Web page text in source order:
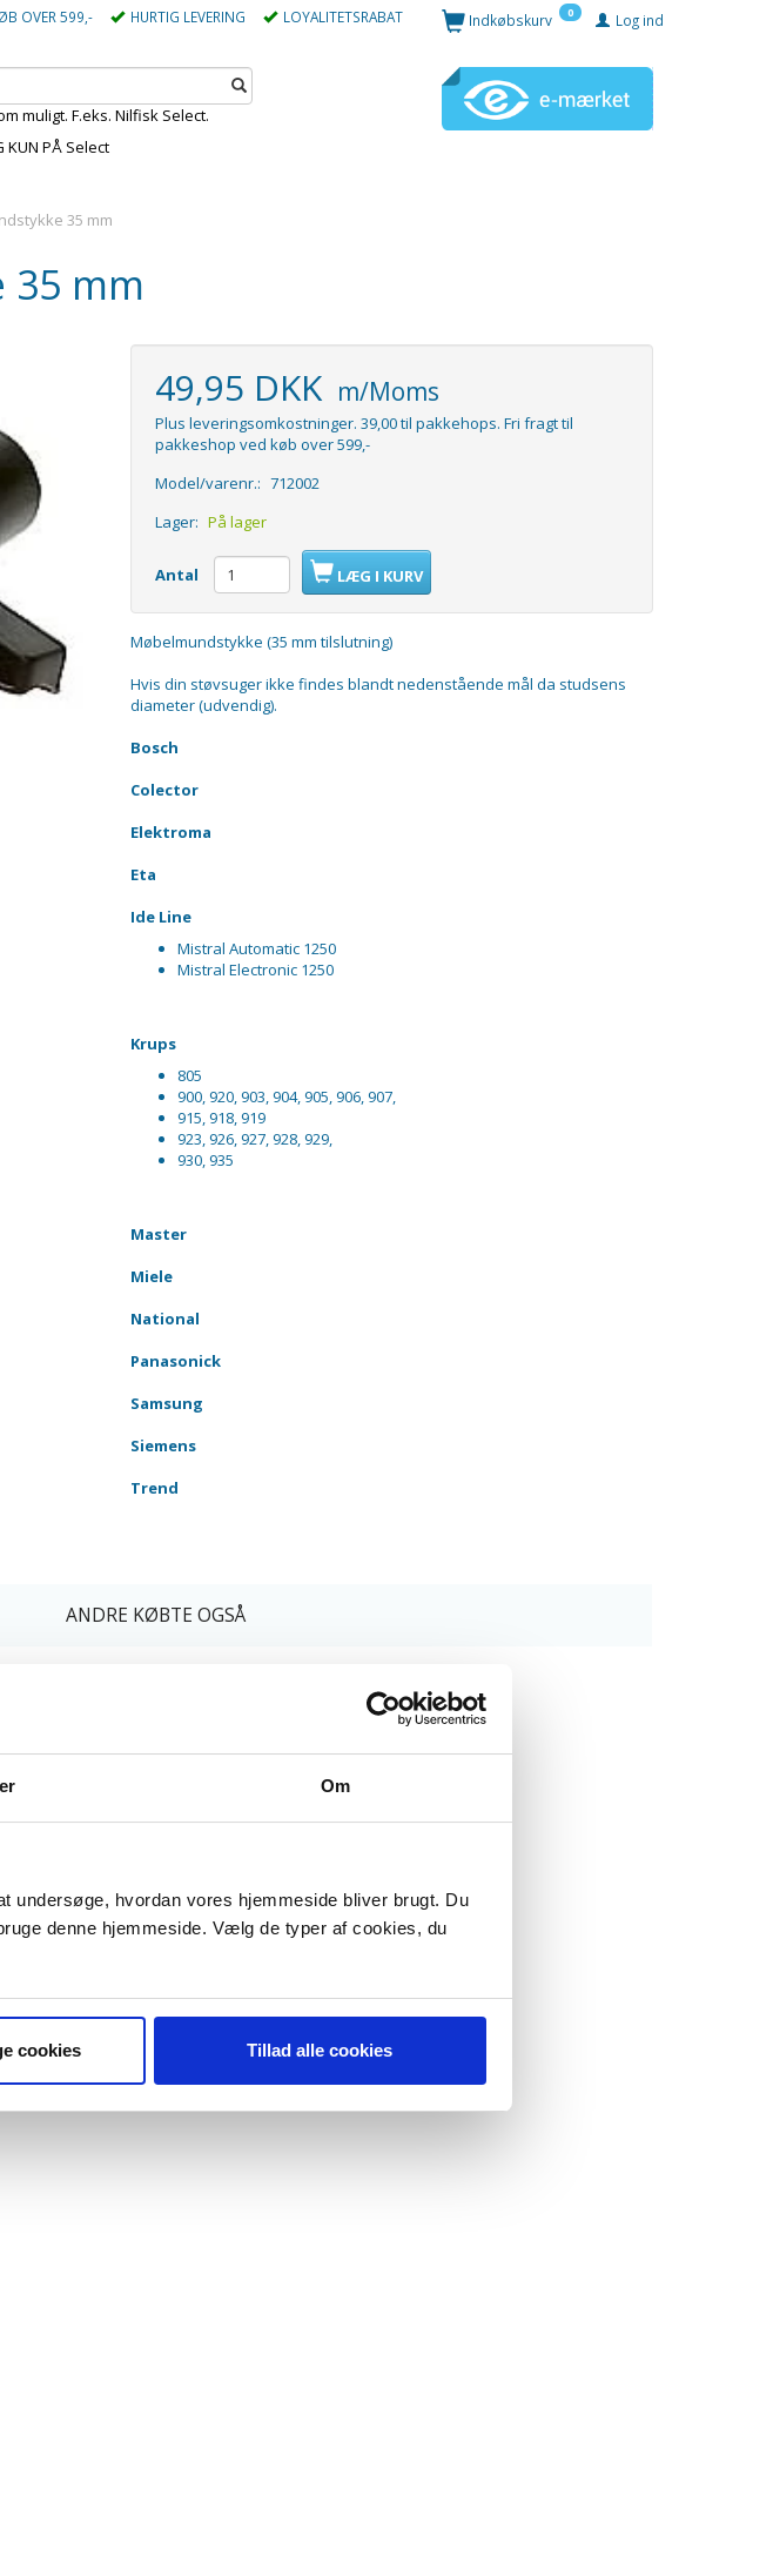
Om
undersøge, hvordan vores hjemmeside bliver brugt. Du
denne hjemmeside. Vælg de typer af cookies, du
cookies Tillad alle cookies
OVER 599,- HURTIG LEVERING LOYALITETSRABAT Log ind
Indkøbskurv 0
muligt. F.eks. Nilfisk Select.
KUN PÅ Select
35 mm
35 mm
49,95 DKK m/Moms
Plus leveringsomkostninger. 39,00 til pakkehops. Fri fragt til
pakkeshop ved køb over 599,-
Model/varenr.: 712002
Lager: På lager
Antal LÆG I KURV
Møbelmundstykke (35 mm tilslutning)
Hvis din støvsuger ikke findes blandt nedenstående mål da studsens
diameter (udvendig).
Bosch
Colector
Elektroma
Eta
Ide Line
Mistral Automatic 1250
Mistral Electronic 1250
Krups
805
900, 920, 903, 904, 905, 906, 907,
915, 918, 919
923, 926, 927, 928, 929,
930, 935
Master
Miele
National
Panasonick
Samsung
Siemens
Trend
ANDRE KØBTE OGSÅ